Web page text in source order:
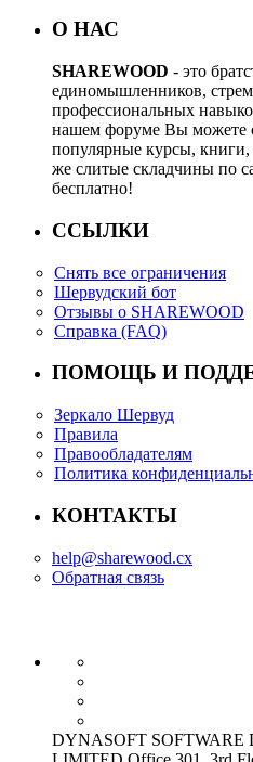
О НАС
SHAREWOOD - это
единомышленников,
профессиональных
нашем форуме Вы можете
популярные курсы,
же слитые складчины по
бесплатно!
ССЫЛКИ
Снять все ограничения
Шервудский бот
Отзывы о SHAREWOOD
Справка (FAQ)
ПОМОЩЬ И
Зеркало Шервуд
Правила
Правообладателям
Политика
КОНТАКТЫ
help@sharewood.cx
Обратная связь
DYNASOFT